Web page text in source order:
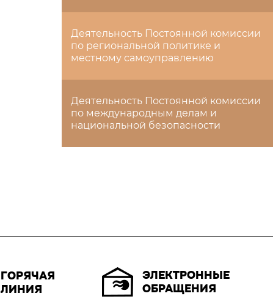
Деятельность Постоянной комиссии
по региональной политике и
местному самоуправлению
Деятельность Постоянной комиссии
по международным делам и
национальной безопасности
ГОРЯЧАЯ
ЛИНИЯ
ЭЛЕКТРОННЫЕ
ОБРАЩЕНИЯ